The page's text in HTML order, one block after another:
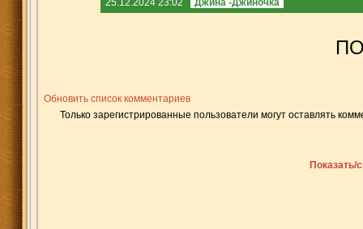
Обновить список комментариев
Только зарегистрированные пользователи могут оставлять
Показать/